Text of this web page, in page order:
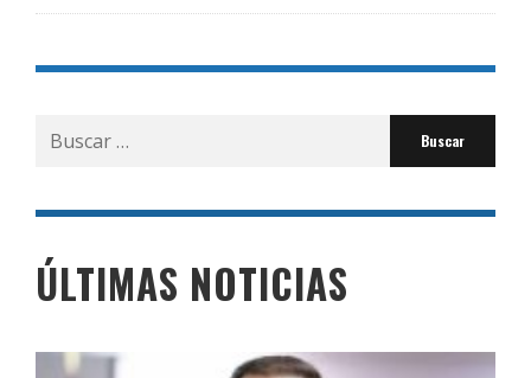
Buscar
por:
ÚLTIMAS NOTICIAS